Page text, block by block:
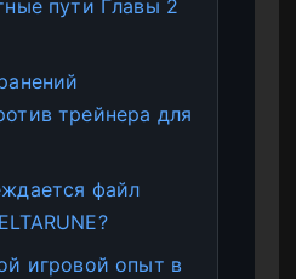
пути Главы 2
трейнера для
файл
игровой опыт в